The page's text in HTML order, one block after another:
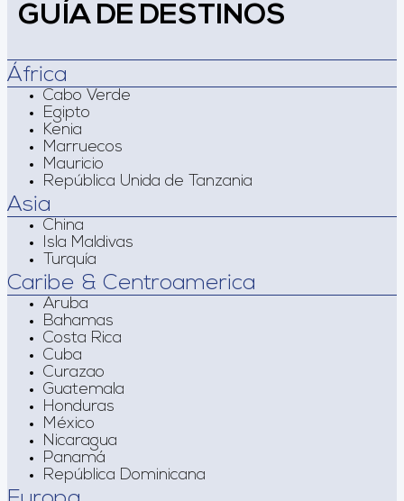
GUÍA DE DESTINOS
África
Cabo Verde
Egipto
Kenia
Marruecos
Mauricio
República Unida de Tanzania
Asia
China
Isla Maldivas
Turquía
Caribe & Centroamerica
Aruba
Bahamas
Costa Rica
Cuba
Curazao
Guatemala
Honduras
México
Nicaragua
Panamá
República Dominicana